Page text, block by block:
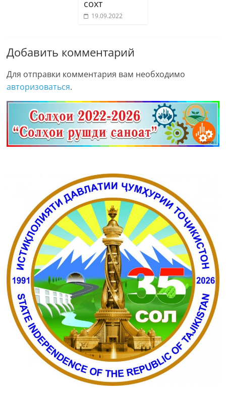
сохт
19.09.2022
Добавить комментарий
Для отправки комментария вам необходимо
авторизоваться.